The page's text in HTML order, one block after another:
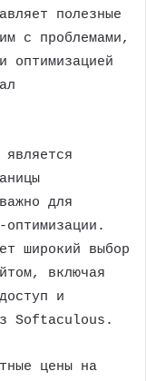
полезные
с проблемами,
оптимизацией
для
широкий выбор
включая
и
Softaculous.
цены на